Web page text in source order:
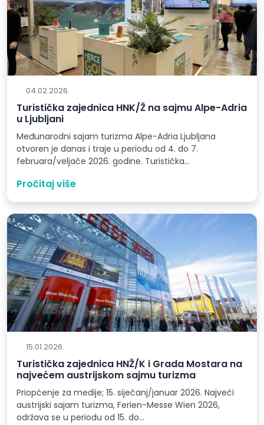
04.02.2026.
Turistička zajednica HNK/Ž na sajmu Alpe-Adria
u Ljubljani
Međunarodni sajam turizma Alpe-Adria Ljubljana
otvoren je danas i traje u periodu od 4. do 7.
februara/veljače 2026. godine. Turistička…
Pročitaj više
15.01.2026.
Turistička zajednica HNŽ/K i Grada Mostara na
najvećem austrijskom sajmu turizma
Priopćenje za medije; 15. siječanj/januar 2026. Najveći
austrijski sajam turizma, Ferien-Messe Wien 2026,
održava se u periodu od 15. do…